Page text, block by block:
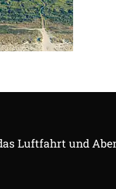
Luftfahrt und